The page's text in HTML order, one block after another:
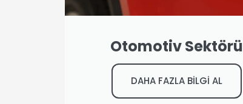
Otomotiv Sektörü
DAHA FAZLA BİLGİ AL